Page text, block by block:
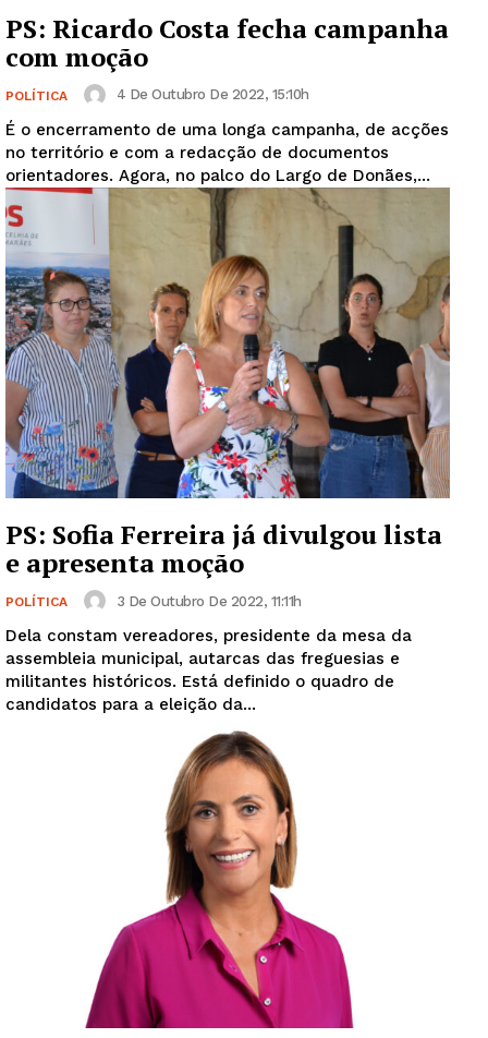
Guimarães, agora!
SUBSCREVA JÁ!
PS: Ricardo Costa fecha campanha
com moção
POLÍTICA 4 De Outubro De 2022, 15:10h
É o encerramento de uma longa campanha, de acções
no território e com a redacção de documentos
orientadores. Agora, no palco do Largo de Donães,...
PS: Sofia Ferreira já divulgou lista
e apresenta moção
POLÍTICA 3 De Outubro De 2022, 11:11h
Dela constam vereadores, presidente da mesa da
assembleia municipal, autarcas das freguesias e
militantes históricos. Está definido o quadro de
candidatos para a eleição da...